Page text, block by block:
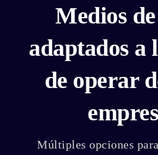
Medios
adaptados a
de operar
Múltiples opciones